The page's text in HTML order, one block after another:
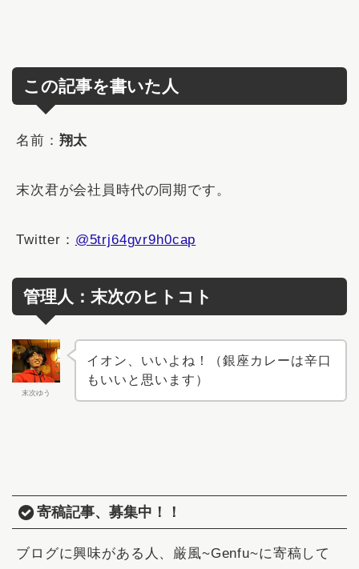
この記事を書いた人
名前： 翔太
末次君が会社員時代の同期です。
Twitter： @5trj64gvr9h0cap
管理人：末次のヒトコト
末次ゆう
イオン、いいよね！（銀座カレーは辛口
もいいと思います）
寄稿記事、募集中！！
ブログに興味がある人、厳風~Genfu~に寄稿して